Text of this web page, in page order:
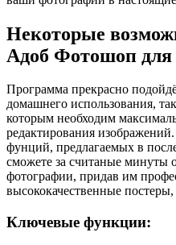
Некоторые
Адоб Фотошоп
Программа прекрасно
домашнего использования,
которым необходим
редактирования
фунций, предлагаемых в
сможете за считаные минуты
фотографии, придав им
высококачественные
Ключевые функции: